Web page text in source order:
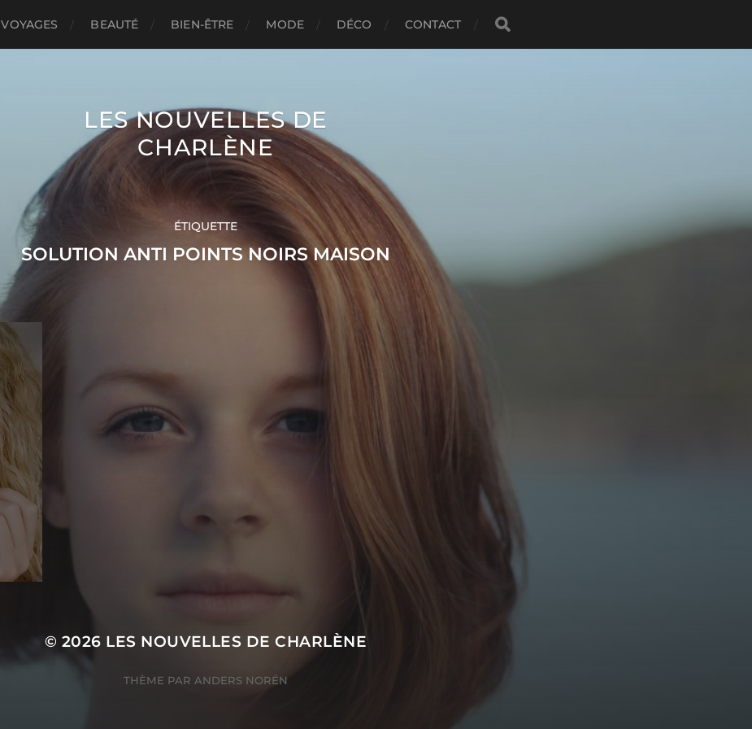
VOYAGES BEAUTÉ BIEN-ÊTRE MODE DÉCO CONTACT
LES NOUVELLES DE
CHARLÈNE
ÉTIQUETTE
SOLUTION ANTI POINTS NOIRS MAISON
© 2026 LES NOUVELLES DE CHARLÈNE
THÈME PAR ANDERS NORÉN